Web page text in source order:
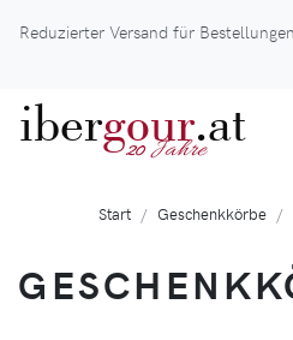
Reduzierter Versand für
ibergour
20 Jahre.at
Start Geschenkkörbe